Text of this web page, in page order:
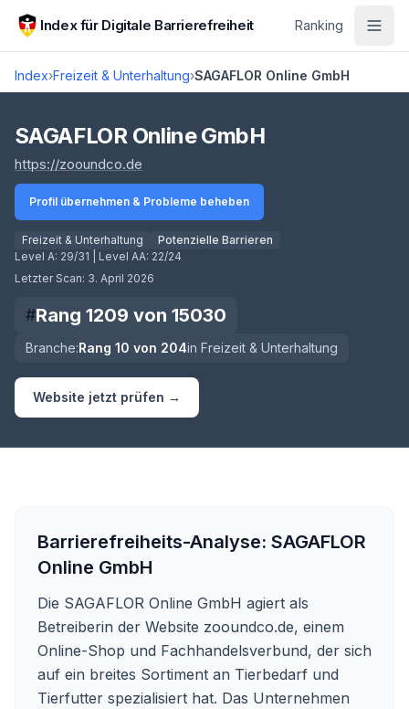
Zum Hauptinhalt springen
Index für Digitale Barrierefreiheit Ranking
Index›Freizeit & Unterhaltung›SAGAFLOR Online GmbH
Score lädt
SAGAFLOR Online GmbH
https://zooundco.de
Profil übernehmen & Probleme beheben
Freizeit & Unterhaltung
Potenzielle Barrieren
Level A: 29/31 | Level AA: 22/24
Letzter Scan: 3. April 2026
#Rang 1209 von 15030
Branche:Rang 10 von 204in Freizeit & Unterhaltung
Website jetzt prüfen →
Barrierefreiheits-Analyse: SAGAFLOR
Online GmbH
Die SAGAFLOR Online GmbH agiert als
Betreiberin der Website zooundco.de, einem
Online-Shop und Fachhandelsverbund, der sich
auf ein breites Sortiment an Tierbedarf und
Tierfutter spezialisiert hat. Das Unternehmen